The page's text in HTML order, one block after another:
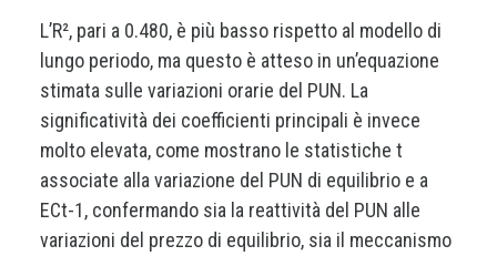
L’R², pari a 0.480, è più basso rispetto al modello di
lungo periodo, ma questo è atteso in un’equazione
stimata sulle variazioni orarie del PUN. La
significatività dei coefficienti principali è invece
molto elevata, come mostrano le statistiche t
associate alla variazione del PUN di equilibrio e a
ECt-1, confermando sia la reattività del PUN alle
variazioni del prezzo di equilibrio, sia il meccanismo